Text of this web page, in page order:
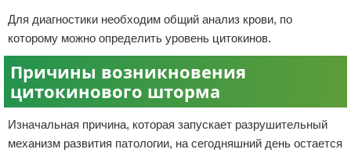
Для диагностики необходим общий анализ крови, по
которому можно определить уровень цитокинов.
Причины возникновения
цитокинового шторма
Изначальная причина, которая запускает разрушительный
механизм развития патологии, на сегодняшний день остается